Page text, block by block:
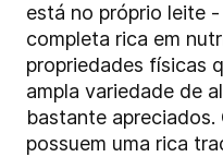
está no próprio leite
completa rica em
propriedades físicas
ampla variedade de
bastante
possuem uma rica